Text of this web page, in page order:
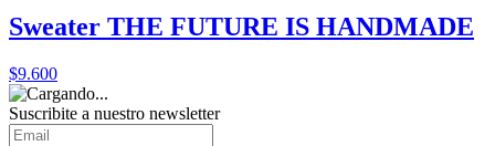
Sweater THE FUTURE IS HANDMADE
$9.600
Suscribite a nuestro newsletter